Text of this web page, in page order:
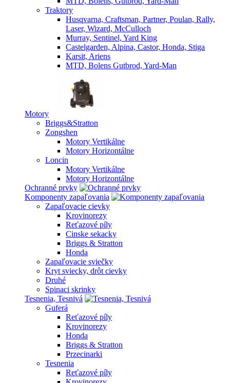
Traktory
Husqvarna, Craftsman, Partner, Poulan, Rally,
Laser, Wizard, McCulloch
Murray, Sentinel, Yard King
Castelgarden, Alpina, Castor, Honda, Stiga
Karsit, Ariens
MTD, Bolens Gutbrod, Yard-Man
Motory
Briggs&Stratton
Zongshen
Motory Vertikálne
Motory Horizontálne
Loncin
Motory Vertikálne
Motory Horizontálne
Ochranné prvky
Komponenty zapaľovania
Zapaľovacie cievky
Krovinorezy
Reťazové píly
Cinske sekacky
Briggs & Stratton
Honda
Zapaľovacie sviečky
Kryt sviecky, drôt cievky
Druhé
Spinaci skrinky
Tesnenia, Tesnivá
Guferá
Reťazové píly
Krovinorezy
Honda
Briggs & Stratton
Przecinarki
Tesnenia
Reťazové píly